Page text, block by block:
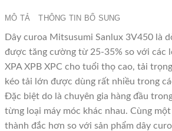
MÔ TẢ THÔNG TIN BỔ SUNG
Dây curoa Mitsusumi Sanlux 3V450 là
được tăng cường từ 25-35% so với các
XPA XPB XPC cho tuổi thọ cao, tải
kéo tải lớn được dùng rất nhiều trong
Đặc biệt do là chuyên gia hàng đầu
từng loại máy móc khác nhau. Cùng
thành đắc hơn so với sản phẩm dây